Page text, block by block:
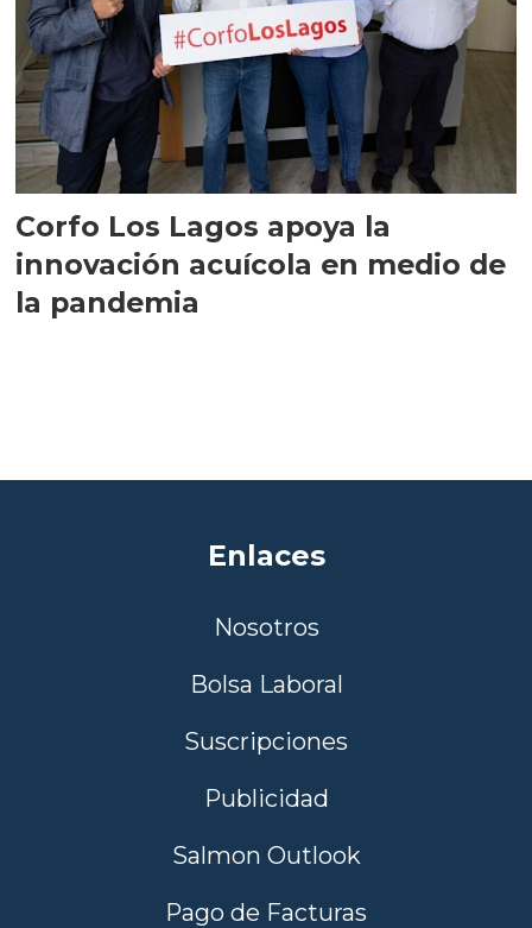
Corfo Los Lagos apoya la
innovación acuícola en medio de
la pandemia
Enlaces
Nosotros
Bolsa Laboral
Suscripciones
Publicidad
Salmon Outlook
Pago de Facturas